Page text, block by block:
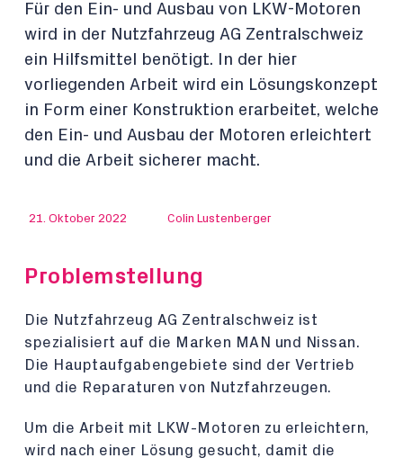
Für den Ein- und Ausbau von LKW-Motoren
wird in der Nutzfahrzeug AG Zentralschweiz
ein Hilfsmittel benötigt. In der hier
vorliegenden Arbeit wird ein Lösungskonzept
in Form einer Konstruktion erarbeitet, welche
den Ein- und Ausbau der Motoren erleichtert
und die Arbeit sicherer macht.
21. Oktober 2022 Colin Lustenberger
Problemstellung
Die Nutzfahrzeug AG Zentralschweiz ist
spezialisiert auf die Marken MAN und Nissan.
Die Hauptaufgabengebiete sind der Vertrieb
und die Reparaturen von Nutzfahrzeugen.
Um die Arbeit mit LKW-Motoren zu erleichtern,
wird nach einer Lösung gesucht, damit die